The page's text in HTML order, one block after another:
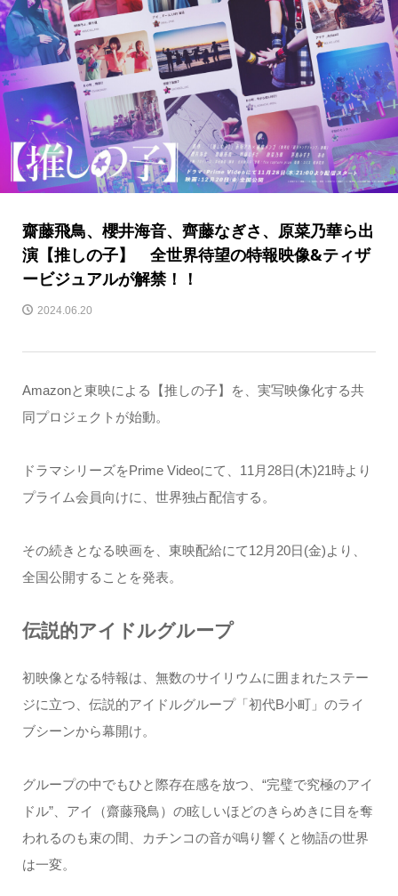
齋藤飛鳥、櫻井海音、齊藤なぎさ、原菜乃華ら出
演【推しの子】 全世界待望の特報映像&ティザ
ービジュアルが解禁！！
2024.06.20
Amazonと東映による【推しの子】を、実写映像化する共
同プロジェクトが始動。
ドラマシリーズをPrime Videoにて、11月28日(木)21時より
プライム会員向けに、世界独占配信する。
その続きとなる映画を、東映配給にて12月20日(金)より、
全国公開することを発表。
伝説的アイドルグループ
初映像となる特報は、無数のサイリウムに囲まれたステー
ジに立つ、伝説的アイドルグループ「初代B小町」のライ
ブシーンから幕開け。
グループの中でもひと際存在感を放つ、“完璧で究極のアイ
ドル”、アイ（齋藤飛鳥）の眩しいほどのきらめきに目を奪
われるのも束の間、カチンコの音が鳴り響くと物語の世界
は一変。